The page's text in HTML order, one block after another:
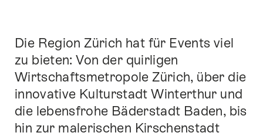
direkt
zu
Ankerpunkten
auf
dieser
führen.
Einleitung
Die Region Zürich hat für Events viel
zu bieten: Von der quirligen
Wirtschaftsmetropole Zürich, über die
innovative Kulturstadt Winterthur und
die lebensfrohe Bäderstadt Baden, bis
hin zur malerischen Kirschenstadt